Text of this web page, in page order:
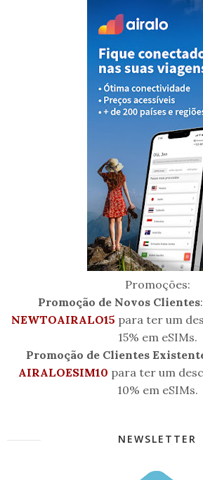
Promoções:
Promoção de Novos Clientes
NEWTOAIRALO15 para ter um
15% em eSIMs.
Promoção de Clientes
AIRALOESIM10 para ter um
10% em eSIMs.
NEWSLETTER